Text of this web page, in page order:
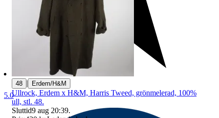
5.0
48 | Erdem/H&M
Ullrock, Erdem x H&M, Harris Tweed, grönmelerad, 100%
ull, stl. 48.
Sluttid9 aug 20:39.